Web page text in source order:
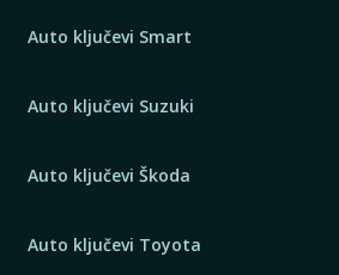
Auto ključevi Smart
Auto ključevi Suzuki
Auto ključevi Škoda
Auto ključevi Toyota